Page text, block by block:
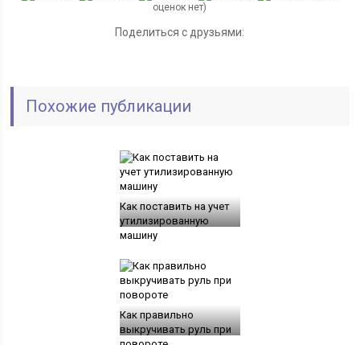
оценок нет)
Поделиться с друзьями:
Похожие публикации
Как поставить на учет
утилизированную
машину
Как правильно
выкручивать руль при